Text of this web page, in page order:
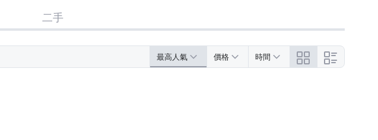
二手
最高人氣 價格 時間